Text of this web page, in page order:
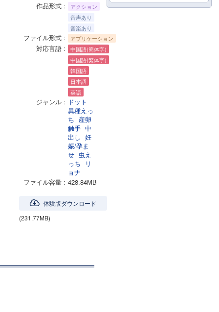
作品形式
アクション
音声あり
音楽あり
ファイル形式 アプリケーション
対応言語
中国語(簡体字)
中国語(繁体字)
韓国語
日本語
英語
ジャンル
ドット
異種えっ
ち 産卵
触手 中
出し 妊
娠/孕ま
せ 虫え
っち
リ
ョナ
ファイル容量
428.84MB
体験版ダウンロード
(231.77MB)